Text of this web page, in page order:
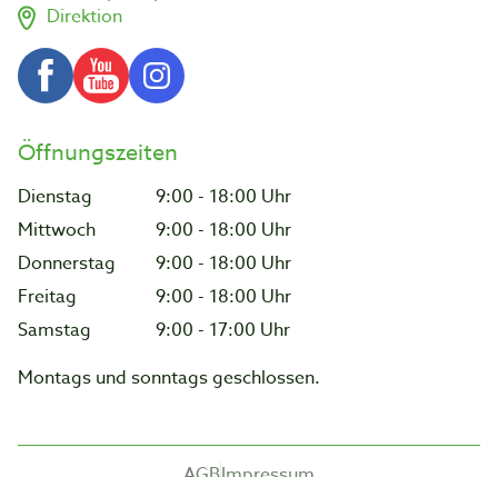
Direktion
Öffnungszeiten
Dienstag
9:00 - 18:00 Uhr
Mittwoch
9:00 - 18:00 Uhr
Donnerstag
9:00 - 18:00 Uhr
Freitag
9:00 - 18:00 Uhr
Samstag
9:00 - 17:00 Uhr
Montags und sonntags geschlossen.